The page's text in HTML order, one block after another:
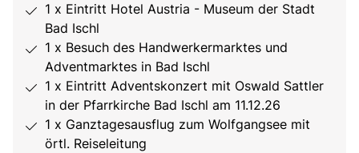
1 x Eintritt Hotel Austria - Museum der Stadt
Bad Ischl
1 x Besuch des Handwerkermarktes und
Adventmarktes in Bad Ischl
1 x Eintritt Adventskonzert mit Oswald Sattler
in der Pfarrkirche Bad Ischl am 11.12.26
1 x Ganztagesausflug zum Wolfgangsee mit
örtl. Reiseleitung